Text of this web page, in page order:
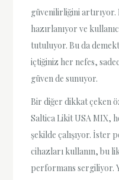
güvenilirliğini
hazırlanıyor ve
tutuluyor. Bu da
içtiğiniz her nefes,
güven de sunuyor.
Bir diğer dikkat çeken
Saltica Likit USA MIX,
şekilde çalışıyor. İster
cihazları kullanın, bu
performans sergiliyor.